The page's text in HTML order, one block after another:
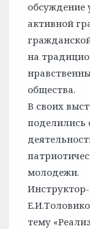
обсуждение
активной
на
общества.
В своих
поделились
молодежи.
тему